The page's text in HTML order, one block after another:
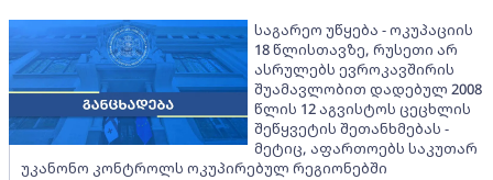
საგარეო უწყება - ოკუპაციის
18 წლისთავზე, რუსეთი არ
ასრულებს ევროკავშირის
შუამავლობით დადებულ 2008
წლის 12 აგვისტოს ცეცხლის
შეწყვეტის შეთანხმებას -
მეტიც, აფართოებს საკუთარ
უკანონო კონტროლს ოკუპირებულ რეგიონებში